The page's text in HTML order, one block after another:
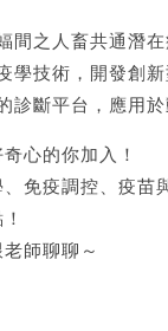
間之人畜共通潛
學技術，開發創
診斷平台，應用
心的你加入！
免疫調控、疫苗
師聊聊～